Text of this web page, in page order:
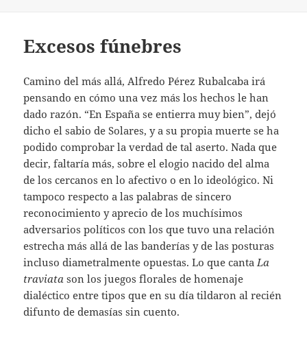
Excesos fúnebres
Camino del más allá, Alfredo Pérez Rubalcaba irá
pensando en cómo una vez más los hechos le han
dado razón. “En España se entierra muy bien”, dejó
dicho el sabio de Solares, y a su propia muerte se ha
podido comprobar la verdad de tal aserto. Nada que
decir, faltaría más, sobre el elogio nacido del alma
de los cercanos en lo afectivo o en lo ideológico. Ni
tampoco respecto a las palabras de sincero
reconocimiento y aprecio de los muchísimos
adversarios políticos con los que tuvo una relación
estrecha más allá de las banderías y de las posturas
incluso diametralmente opuestas. Lo que canta La
traviata son los juegos florales de homenaje
dialéctico entre tipos que en su día tildaron al recién
difunto de demasías sin cuento.